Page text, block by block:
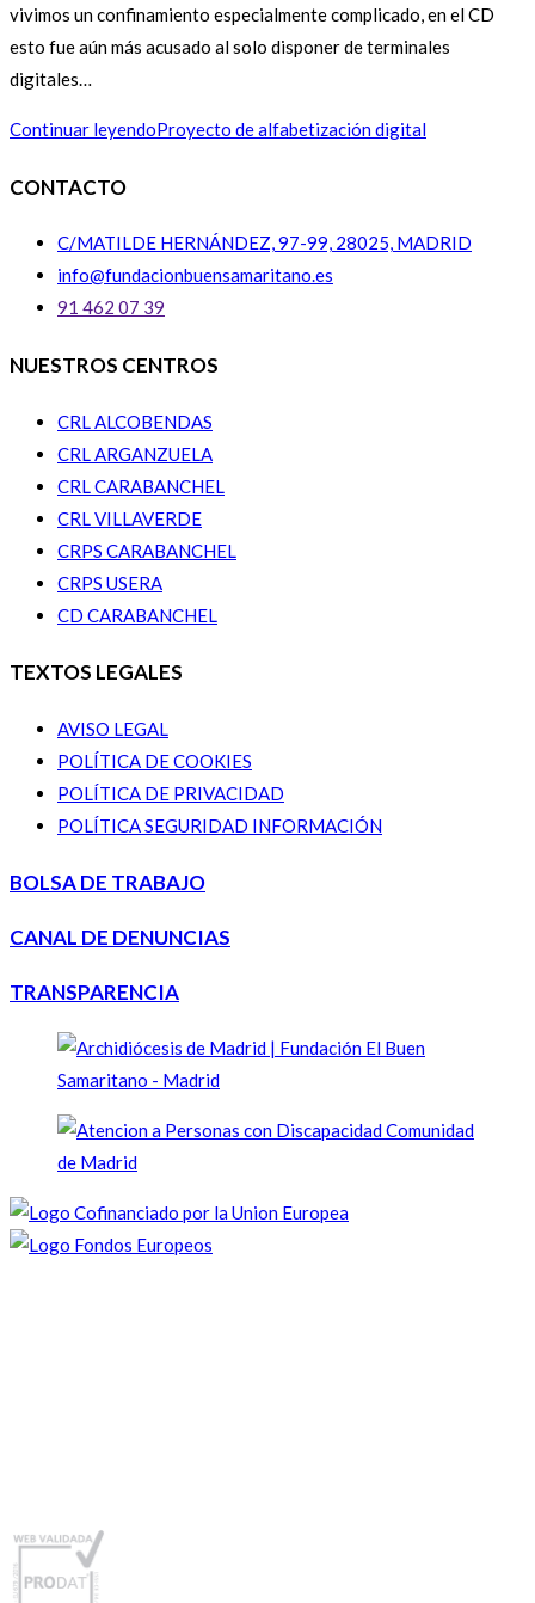
vivimos un confinamiento especialmente complicado, en el CD
esto fue aún más acusado al solo disponer de terminales
digitales…
Continuar leyendoProyecto de alfabetización digital
CONTACTO
C/MATILDE HERNÁNDEZ, 97-99, 28025, MADRID
info@fundacionbuensamaritano.es
91 462 07 39
NUESTROS CENTROS
CRL ALCOBENDAS
CRL ARGANZUELA
CRL CARABANCHEL
CRL VILLAVERDE
CRPS CARABANCHEL
CRPS USERA
CD CARABANCHEL
TEXTOS LEGALES
AVISO LEGAL
POLÍTICA DE COOKIES
POLÍTICA DE PRIVACIDAD
POLÍTICA SEGURIDAD INFORMACIÓN
BOLSA DE TRABAJO
CANAL DE DENUNCIAS
TRANSPARENCIA